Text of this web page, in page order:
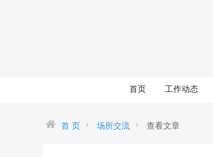
首页 工作动态
首 页 场所交流 查看文章